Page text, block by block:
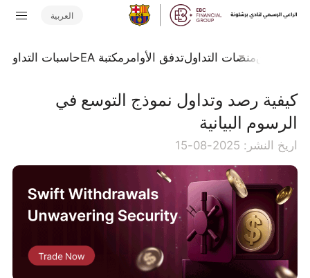
العربية
السوقمنصات التداولتدفق الأوامر مكتبة EA حاسبات التداول
كيفية رصد وتداول نموذج التوسع في
الرسوم البيانية
اريخ النشر: 2025-08-15